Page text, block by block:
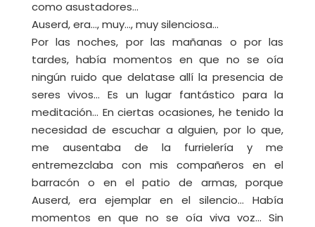
como asustadores…
Auserd, era…, muy…, muy silenciosa…
Por las noches, por las mañanas o por las
tardes, había momentos en que no se oía
ningún ruido que delatase allí la presencia de
seres vivos… Es un lugar fantástico para la
meditación… En ciertas ocasiones, he tenido la
necesidad de escuchar a alguien, por lo que,
me ausentaba de la furrielería y me
entremezclaba con mis compañeros en el
barracón o en el patio de armas, porque
Auserd, era ejemplar en el silencio… Había
momentos en que no se oía viva voz… Sin